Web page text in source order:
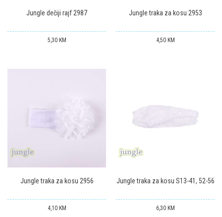
Jungle dečiji rajf 2987
5,30 KM
Jungle traka za kosu 2953
4,50 KM
Jungle traka za kosu 2956
4,10 KM
Jungle traka za kosu S13-41, 52-56
6,30 KM